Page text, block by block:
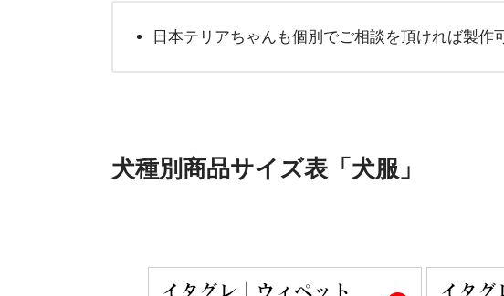
日本テリアちゃんも個別でご相談を頂ければ製作
犬種別商品サイズ表「犬服」